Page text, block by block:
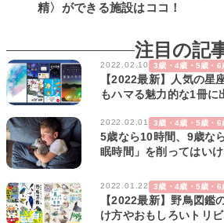
精〉ができる施設はココ！
注目の記
2022.02.10 3歳・4歳・5歳・6
【2022最新】人気の星
もハマる魅力的な1冊に
2022.02.01 3歳・4歳・5歳・6
5歳なら10時間、9歳な
眠時間」を削ってはい
2022.01.22 3歳・4歳・5歳・6
【2022最新】野鳥図鑑
け方やおもしろいトリ